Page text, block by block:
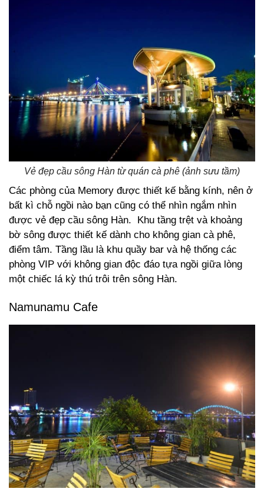
Vẻ đẹp cầu sông Hàn từ quán cà phê (ảnh sưu tầm)
Các phòng của Memory được thiết kế bằng kính, nên ở
bất kì chỗ ngồi nào bạn cũng có thể nhìn ngắm nhìn
được vẻ đẹp cầu sông Hàn. Khu tầng trệt và khoảng
bờ sông được thiết kế dành cho không gian cà phê,
điểm tâm. Tầng lầu là khu quầy bar và hệ thống các
phòng VIP với không gian độc đáo tựa ngồi giữa lòng
một chiếc lá kỳ thú trôi trên sông Hàn.
Namunamu Cafe